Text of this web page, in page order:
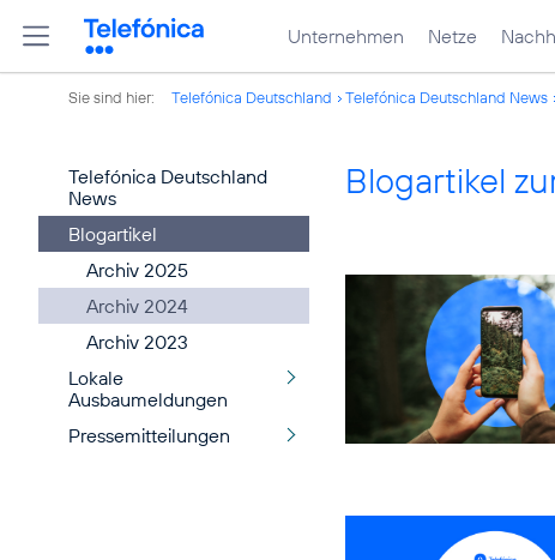
Unternehmen Netze
Sie sind hier: Telefónica Deutschland Telefónica Deutschland News
Telefónica Deutschland
News
Blogartikel
Archiv 2025
Archiv 2024
Archiv 2023
Lokale
Ausbaumeldungen
Pressemitteilungen
Blogartikel